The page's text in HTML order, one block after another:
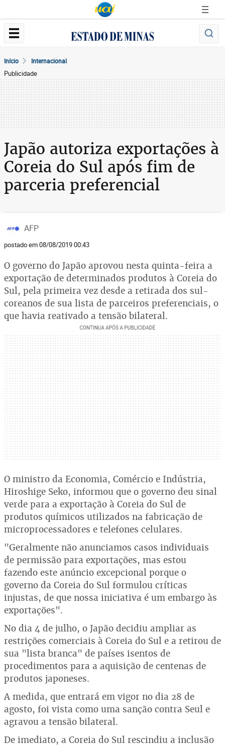
Início Internacional
Publicidade
Japão autoriza exportações à
Coreia do Sul após fim de
parceria preferencial
AFP
postado em 08/08/2019 00:43
O governo do Japão aprovou nesta quinta-feira a
exportação de determinados produtos à Coreia do
Sul, pela primeira vez desde a retirada dos sul-
coreanos de sua lista de parceiros preferenciais, o
que havia reativado a tensão bilateral.
O ministro da Economia, Comércio e Indústria,
Hiroshige Seko, informou que o governo deu sinal
verde para a exportação à Coreia do Sul de
produtos químicos utilizados na fabricação de
microprocessadores e telefones celulares.
"Geralmente não anunciamos casos individuais
de permissão para exportações, mas estou
fazendo este anúncio excepcional porque o
governo da Coreia do Sul formulou críticas
injustas, de que nossa iniciativa é um embargo às
exportações".
No dia 4 de julho, o Japão decidiu ampliar as
restrições comerciais à Coreia do Sul e a retirou de
sua "lista branca" de países isentos de
procedimentos para a aquisição de centenas de
produtos japoneses.
A medida, que entrará em vigor no dia 28 de
agosto, foi vista como uma sanção contra Seul e
agravou a tensão bilateral.
De imediato, a Coreia do Sul rescindiu a inclusão